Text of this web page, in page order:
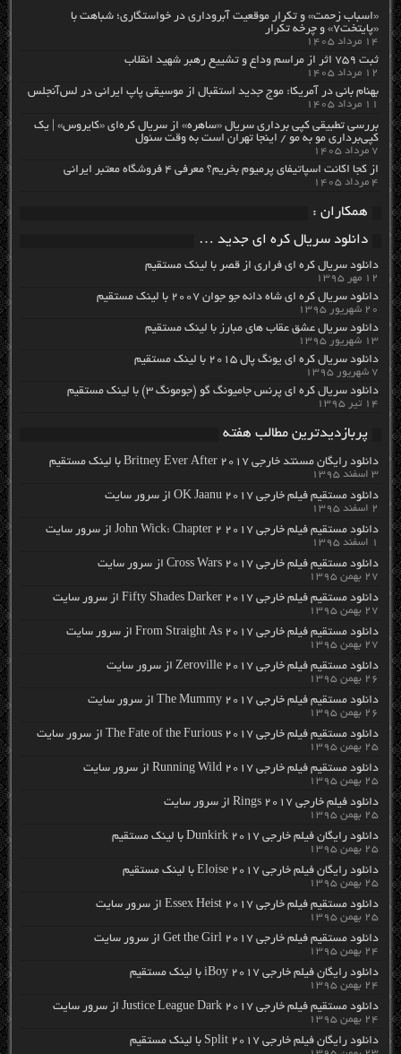
«اسباب زحمت» و تکرار موقعیت آبروداری در خواستگاری؛ شباهت با
«پایتخت۷» و چرخه تکرار
۱۴ مرداد ۱۴۰۵
ثبت ۷۵۹ اثر از مراسم وداع و تشییع رهبر شهید انقلاب
۱۲ مرداد ۱۴۰۵
بهنام بانی در آمریکا: موج جدید استقبال از موسیقی پاپ ایرانی در لس‌آنجلس
۱۱ مرداد ۱۴۰۵
بررسی تطبیقی کپی برداری سریال «ساهره» از سریال کره‌ای «کایروس» | یک
کپی‌برداری مو به مو / اینجا تهران است به وقت سئول
۷ مرداد ۱۴۰۵
از کجا اکانت اسپاتیفای پرمیوم بخریم؟ معرفی ۴ فروشگاه معتبر ایرانی
۴ مرداد ۱۴۰۵
همکاران :
دانلود سریال کره ای جدید …
دانلود سریال کره ای فراری از قصر با لینک مستقیم
۱۲ مهر ۱۳۹۵
دانلود سریال کره ای شاه دائه جو جوان ۲۰۰۷ با لینک مستقیم
۲۰ شهریور ۱۳۹۵
دانلود سریال عشق عقاب های مبارز با لینک مستقیم
۱۳ شهریور ۱۳۹۵
دانلود سریال کره ای یونگ پال ۲۰۱۵ با لینک مستقیم
۷ شهریور ۱۳۹۵
دانلود سریال کره ای پرنس جامیونگ گو (جومونگ ۳) با لینک مستقیم
۱۴ تیر ۱۳۹۵
پربازدیدترین مطالب هفته
دانلود رایگان مسنتد خارجی Britney Ever After 2017 با لینک مستقیم
۳ اسفند ۱۳۹۵
دانلود مستقیم فیلم خارجی OK Jaanu 2017 از سرور سایت
۲ اسفند ۱۳۹۵
دانلود مستقیم فیلم خارجی John Wick: Chapter 2 2017 از سرور سایت
۱ اسفند ۱۳۹۵
دانلود مستقیم فیلم خارجی Cross Wars 2017 از سرور سایت
۲۷ بهمن ۱۳۹۵
دانلود مستقیم فیلم خارجی Fifty Shades Darker 2017 از سرور سایت
۲۷ بهمن ۱۳۹۵
دانلود مستقیم فیلم خارجی From Straight As 2017 از سرور سایت
۲۷ بهمن ۱۳۹۵
دانلود مستقیم فیلم خارجی Zeroville 2017 از سرور سایت
۲۶ بهمن ۱۳۹۵
دانلود مستقیم فیلم خارجی The Mummy 2017 از سرور سایت
۲۶ بهمن ۱۳۹۵
دانلود مستقیم فیلم خارجی The Fate of the Furious 2017 از سرور سایت
۲۵ بهمن ۱۳۹۵
دانلود مستقیم فیلم خارجی Running Wild 2017 از سرور سایت
۲۵ بهمن ۱۳۹۵
دانلود فیلم خارجی Rings 2017 از سرور سایت
۲۵ بهمن ۱۳۹۵
دانلود رایگان فیلم خارجی Dunkirk 2017 با لینک مستقیم
۲۵ بهمن ۱۳۹۵
دانلود رایگان فیلم خارجی Eloise 2017 با لینک مستقیم
۲۵ بهمن ۱۳۹۵
دانلود مستقیم فیلم خارجی Essex Heist 2017 از سرور سایت
۲۵ بهمن ۱۳۹۵
دانلود مستقیم فیلم خارجی Get the Girl 2017 از سرور سایت
۲۴ بهمن ۱۳۹۵
دانلود رایگان فیلم خارجی iBoy 2017 با لینک مستقیم
۲۴ بهمن ۱۳۹۵
دانلود مستقیم فیلم خارجی Justice League Dark 2017 از سرور سایت
۲۴ بهمن ۱۳۹۵
دانلود رایگان فیلم خارجی Split 2017 با لینک مستقیم